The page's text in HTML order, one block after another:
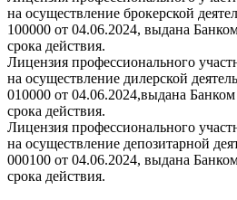
на осуществление брокерской
100000 от 04.06.2024, выдана
срока действия.
Лицензия профессионального
на осуществление дилерской
010000 от 04.06.2024,выдана
срока действия.
Лицензия профессионального
на осуществление депозитарной
000100 от 04.06.2024, выдана
срока действия.